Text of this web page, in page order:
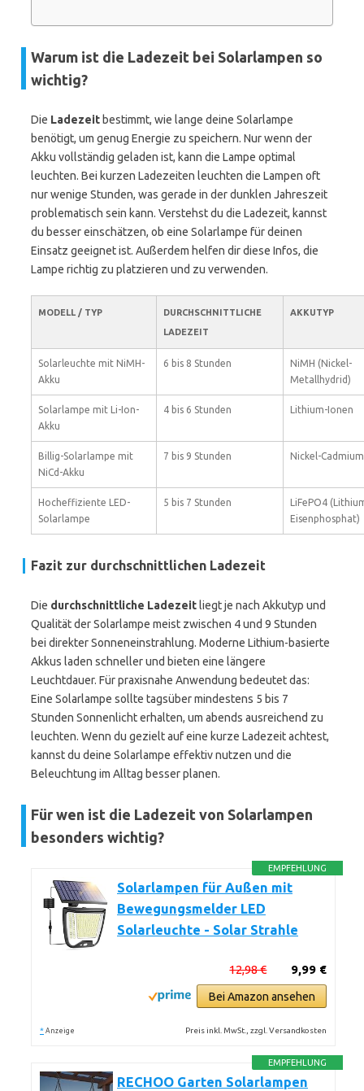
Warum ist die Ladezeit bei Solarlampen so
wichtig?
Die Ladezeit bestimmt, wie lange deine Solarlampe
benötigt, um genug Energie zu speichern. Nur wenn der
Akku vollständig geladen ist, kann die Lampe optimal
leuchten. Bei kurzen Ladezeiten leuchten die Lampen oft
nur wenige Stunden, was gerade in der dunklen Jahreszeit
problematisch sein kann. Verstehst du die Ladezeit, kannst
du besser einschätzen, ob eine Solarlampe für deinen
Einsatz geeignet ist. Außerdem helfen dir diese Infos, die
Lampe richtig zu platzieren und zu verwenden.
MODELL / TYP
DURCHSCHNITTLICHE
LADEZEIT
AKKUTYP
Solarleuchte mit NiMH-
Akku
6 bis 8 Stunden
NiMH (Nickel-
Metallhydrid)
Solarlampe mit Li-Ion-
Akku
4 bis 6 Stunden Lithium-Ionen
Billig-Solarlampe mit
NiCd-Akku
7 bis 9 Stunden Nickel-Cadmium
Hocheffiziente LED-
Solarlampe
5 bis 7 Stunden
LiFePO4
Eisenphosphat)
Fazit zur durchschnittlichen Ladezeit
Die durchschnittliche Ladezeit liegt je nach Akkutyp und
Qualität der Solarlampe meist zwischen 4 und 9 Stunden
bei direkter Sonneneinstrahlung. Moderne Lithium-basierte
Akkus laden schneller und bieten eine längere
Leuchtdauer. Für praxisnahe Anwendung bedeutet das:
Eine Solarlampe sollte tagsüber mindestens 5 bis 7
Stunden Sonnenlicht erhalten, um abends ausreichend zu
leuchten. Wenn du gezielt auf eine kurze Ladezeit achtest,
kannst du deine Solarlampe effektiv nutzen und die
Beleuchtung im Alltag besser planen.
Für wen ist die Ladezeit von Solarlampen
besonders wichtig?
EMPFEHLUNG
Solarlampen für Außen mit
Bewegungsmelder LED
Solarleuchte - Solar Strahle
9,99 €
12,98 €
Bei Amazon ansehen
* Anzeige Preis inkl. MwSt., zzgl. Versandkosten
EMPFEHLUNG
RECHOO Garten Solarlampen